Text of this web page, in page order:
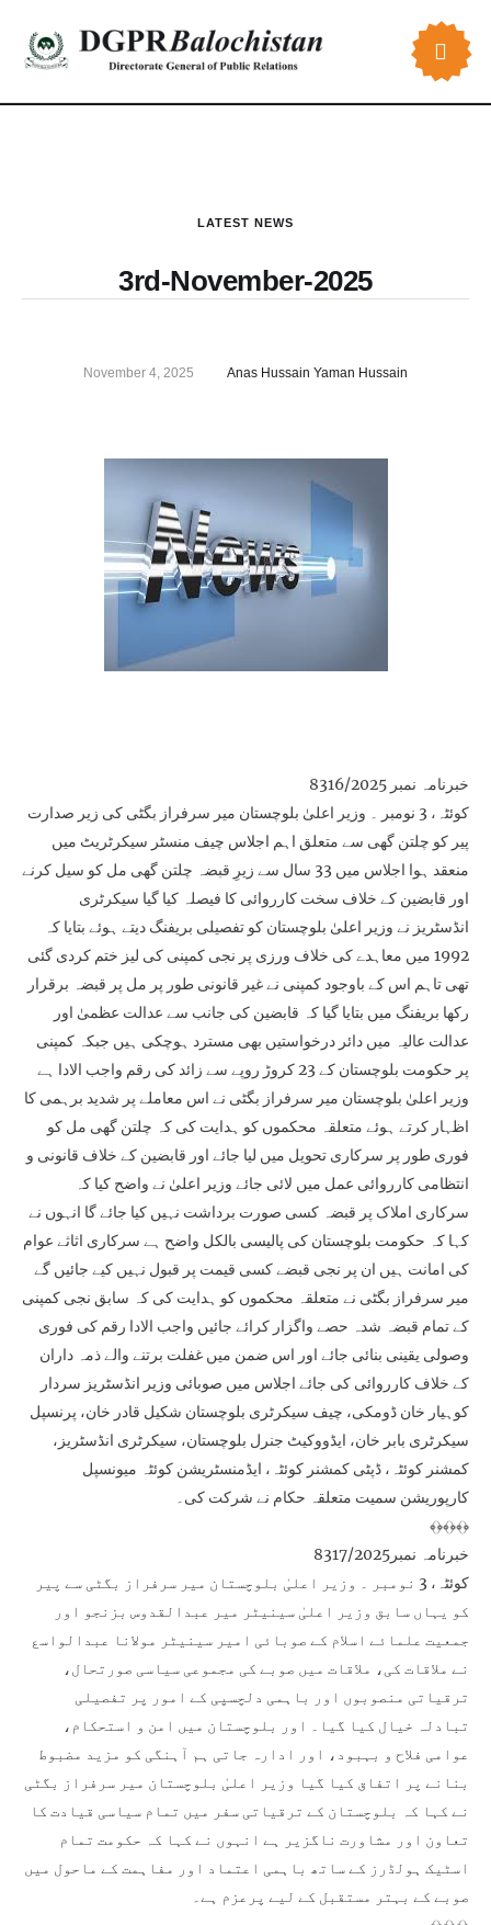
LATEST NEWS
3rd-November-2025
November 4, 2025 Anas Hussain Yaman Hussain
خبرنامہ نمبر 8316/2025
کوئٹہ، 3 نومبر ۔ وزیر اعلیٰ بلوچستان میر سرفراز بگٹی کی زیر صدارت
پیر کو چلتن گھی سے متعلق اہم اجلاس چیف منسٹر سیکرٹریٹ میں
منعقد ہوا اجلاس میں 33 سال سے زیرِ قبضہ چلتن گھی مل کو سیل کرنے
اور قابضین کے خلاف سخت کارروائی کا فیصلہ کیا گیا سیکرٹری
انڈسٹریز نے وزیر اعلیٰ بلوچستان کو تفصیلی بریفنگ دیتے ہوئے بتایا کہ
1992 میں معاہدے کی خلاف ورزی پر نجی کمپنی کی لیز ختم کردی گئی
تھی تاہم اس کے باوجود کمپنی نے غیر قانونی طور پر مل پر قبضہ برقرار
رکھا بریفنگ میں بتایا گیا کہ قابضین کی جانب سے عدالت عظمیٰ اور
عدالت عالیہ میں دائر درخواستیں بھی مسترد ہوچکی ہیں جبکہ کمپنی
پر حکومت بلوچستان کے 23 کروڑ روپے سے زائد کی رقم واجب الادا ہے
وزیر اعلیٰ بلوچستان میر سرفراز بگٹی نے اس معاملے پر شدید برہمی کا
اظہار کرتے ہوئے متعلقہ محکموں کو ہدایت کی کہ چلتن گھی مل کو
فوری طور پر سرکاری تحویل میں لیا جائے اور قابضین کے خلاف قانونی و
انتظامی کارروائی عمل میں لائی جائے وزیر اعلیٰ نے واضح کیا کہ
سرکاری املاک پر قبضہ کسی صورت برداشت نہیں کیا جائے گا انہوں نے
کہا کہ حکومت بلوچستان کی پالیسی بالکل واضح ہے سرکاری اثاثے عوام
کی امانت ہیں ان پر نجی قبضے کسی قیمت پر قبول نہیں کیے جائیں گے
میر سرفراز بگٹی نے متعلقہ محکموں کو ہدایت کی کہ سابق نجی کمپنی
کے تمام قبضہ شدہ حصے واگزار کرائے جائیں واجب الادا رقم کی فوری
وصولی یقینی بنائی جائے اور اس ضمن میں غفلت برتنے والے ذمہ داران
کے خلاف کارروائی کی جائے اجلاس میں صوبائی وزیر انڈسٹریز سردار
کوہیار خان ڈومکی، چیف سیکرٹری بلوچستان شکیل قادر خان، پرنسپل
سیکرٹری بابر خان، ایڈووکیٹ جنرل بلوچستان، سیکرٹری انڈسٹریز،
کمشنر کوئٹہ، ڈپٹی کمشنر کوئٹہ، ایڈمنسٹریشن کوئٹہ میونسپل
کارپوریشن سمیت متعلقہ حکام نے شرکت کی۔
﴾﴿﴾﴿﴾﴿
خبرنامہ نمبر8317/2025
کوئٹہ، 3 نومبر ۔ وزیر اعلیٰ بلوچستان میر سرفراز بگٹی سے پیر
کو یہاں سابق وزیر اعلیٰ سینیٹر میر عبدالقدوس بزنجو اور
جمعیت علمائے اسلام کے صوبائی امیر سینیٹر مولانا عبدالواسع
نے ملاقات کی، ملاقات میں صوبے کی مجموعی سیاسی صورتحال،
ترقیاتی منصوبوں اور باہمی دلچسپی کے امور پر تفصیلی
تبادلہ خیال کیا گیا۔ اور بلوچستان میں امن و استحکام،
عوامی فلاح و بہبود، اور ادارہ جاتی ہم آہنگی کو مزید مضبوط
بنانے پر اتفاق کیا گیا وزیر اعلیٰ بلوچستان میر سرفراز بگٹی
نے کہا کہ بلوچستان کے ترقیاتی سفر میں تمام سیاسی قیادت کا
تعاون اور مشاورت ناگزیر ہے انہوں نے کہا کہ حکومت تمام
اسٹیک ہولڈرز کے ساتھ باہمی اعتماد اور مفاہمت کے ماحول میں
صوبے کے بہتر مستقبل کے لیے پرعزم ہے۔